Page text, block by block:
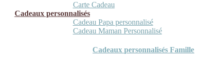
Carte Cadeau
Cadeaux personnalisés
Cadeau Papa personnalisé
Cadeau Maman Personnalisé
Cadeaux personnalisés Famille